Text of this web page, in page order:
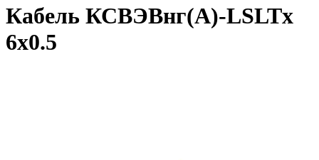
Кабель КСВЭВнг(A)-LSLTx
6х0.5